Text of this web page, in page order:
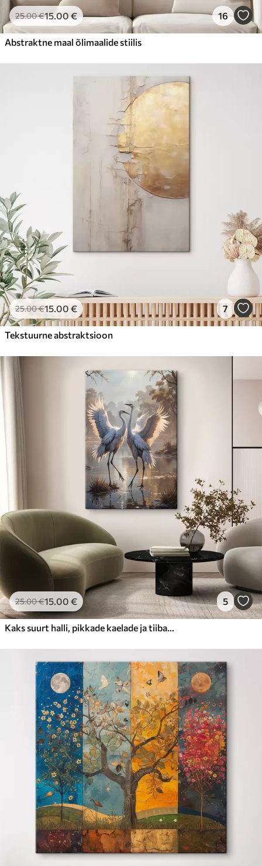
25.00€15.00€ 16
Abstraktne maal õlimaalide stiilis
25.00€15.00 € 7
Tekstuurne abstraktsioon
25.00€15.00 € 5
Kaks suurt halli, pikkade kaelade ja tiibadega kraanat, mis seisavad puudest ümbritsetud udujärves